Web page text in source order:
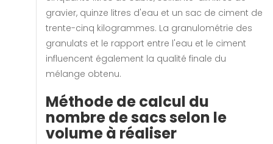
gravier, quinze litres d'eau et un sac de ciment de
trente-cinq kilogrammes. La granulométrie des
granulats et le rapport entre l'eau et le ciment
influencent également la qualité finale du
mélange obtenu.
Méthode de calcul du
nombre de sacs selon le
volume à réaliser